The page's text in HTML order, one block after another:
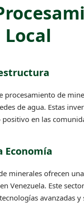
procesamiento de
de agua. Estas
en las
Economía
minerales ofrecen
Venezuela. Este
avanzadas